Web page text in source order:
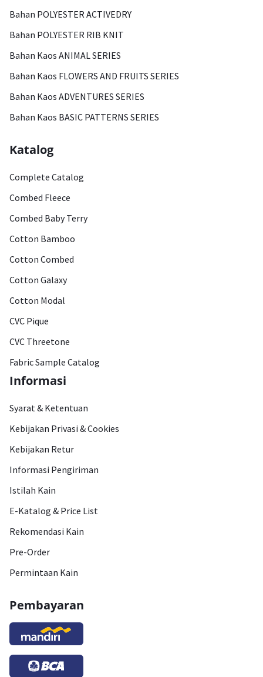
Bahan POLYESTER ACTIVEDRY
Bahan POLYESTER RIB KNIT
Bahan Kaos ANIMAL SERIES
Bahan Kaos FLOWERS AND FRUITS SERIES
Bahan Kaos ADVENTURES SERIES
Bahan Kaos BASIC PATTERNS SERIES
Katalog
Complete Catalog
Combed Fleece
Combed Baby Terry
Cotton Bamboo
Cotton Combed
Cotton Galaxy
Cotton Modal
CVC Pique
CVC Threetone
Fabric Sample Catalog
Informasi
Syarat & Ketentuan
Kebijakan Privasi & Cookies
Kebijakan Retur
Informasi Pengiriman
Istilah Kain
E-Katalog & Price List
Rekomendasi Kain
Pre-Order
Permintaan Kain
Pembayaran